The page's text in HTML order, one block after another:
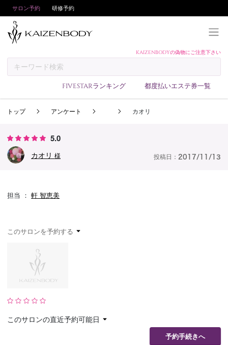
サロン予約 研修予約
KAIZENBODYの偽物にご注意下さい
FIVESTARランキング 都度払いエステ券一覧
予約方法
サロンランキング
トップ アンケート カオリ
5.0
カオリ 様 投稿日： 2017/11/13
担当 ： 軒 智恵美
このサロンを予約する
このサロンの直近予約可能日
予約手続きへ